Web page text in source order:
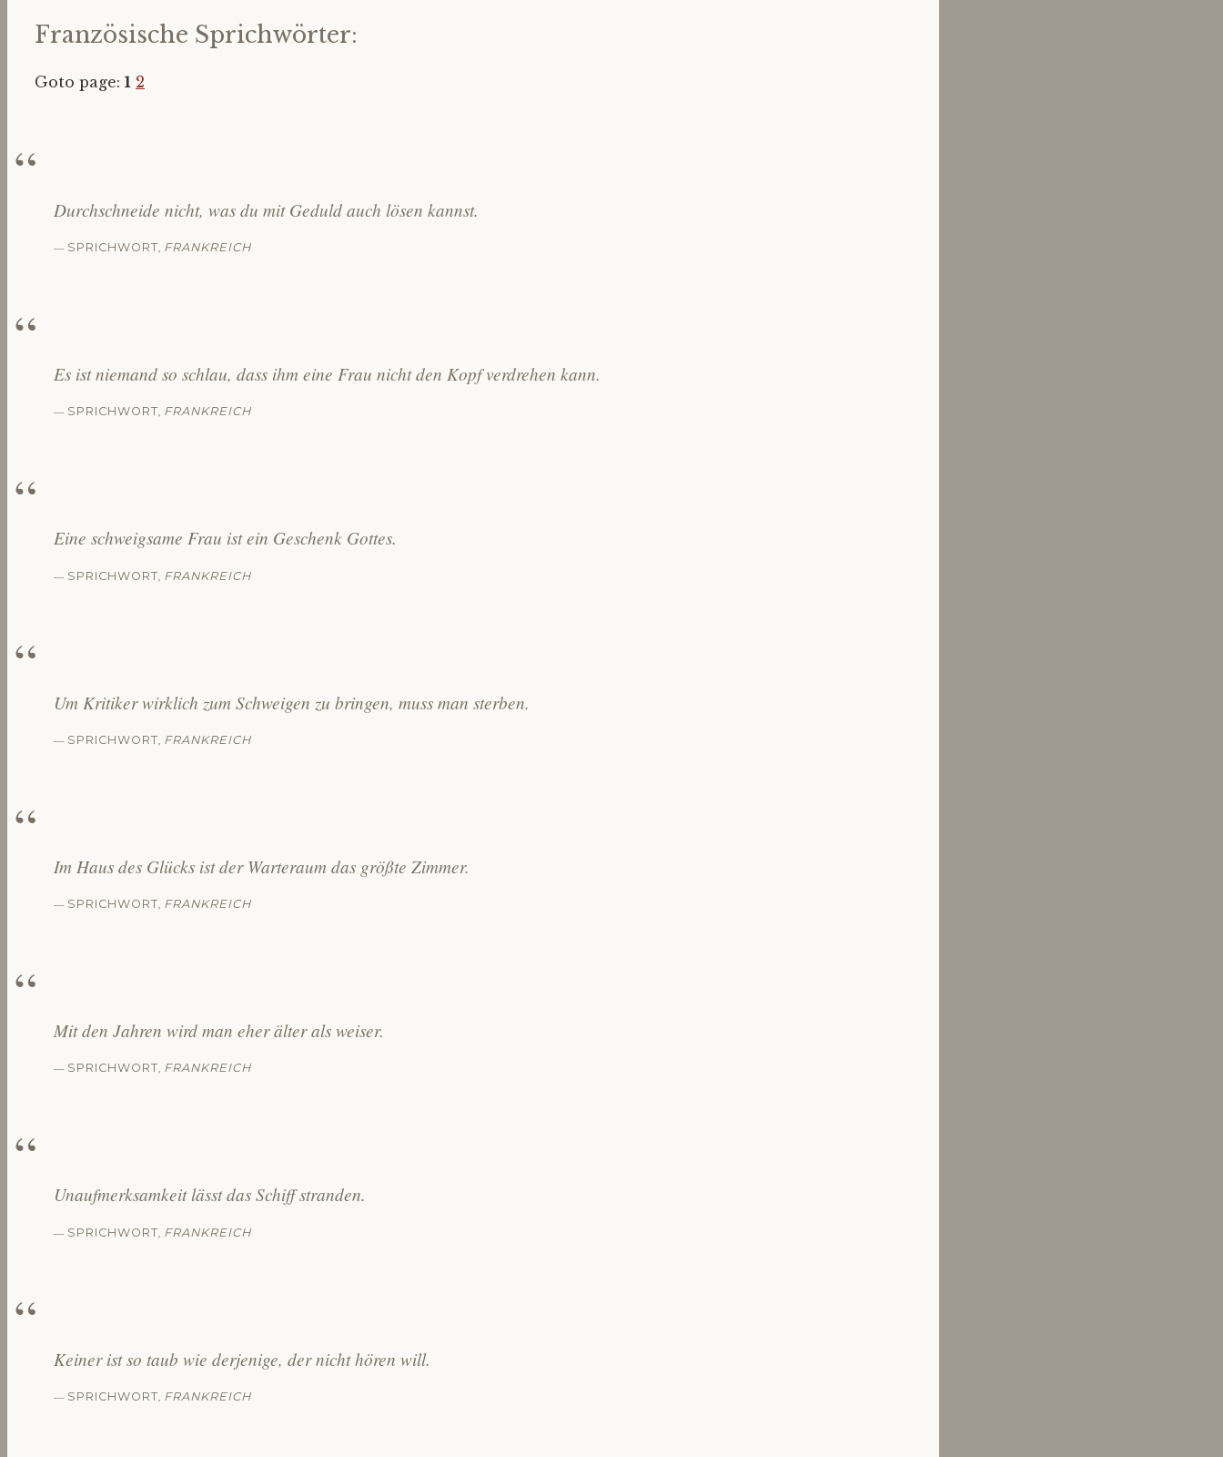
Französische Sprichwörter:
Goto page: 1 2
Durchschneide nicht, was du mit Geduld auch lösen kannst.
— SPRICHWORT FRANKREICH
Es ist niemand so schlau, dass ihm eine Frau nicht den Kopf verdrehen kann.
— SPRICHWORT FRANKREICH
Eine schweigsame Frau ist ein Geschenk Gottes.
— SPRICHWORT FRANKREICH
Um Kritiker wirklich zum Schweigen zu bringen, muss man sterben.
— SPRICHWORT FRANKREICH
Im Haus des Glücks ist der Warteraum das größte Zimmer.
— SPRICHWORT FRANKREICH
Mit den Jahren wird man eher älter als weiser.
— SPRICHWORT FRANKREICH
Unaufmerksamkeit lässt das Schiff stranden.
— SPRICHWORT FRANKREICH
Keiner ist so taub wie derjenige, der nicht hören will.
— SPRICHWORT FRANKREICH